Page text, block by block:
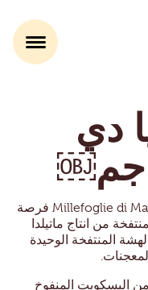
دي
توفر لك علب ميلافوليا دي ماتيلدا Millefoglie di Matilde فرصة
من انتاج ماتيلدا
المنتفخة الوحيدة
البسكويت المنفوخ